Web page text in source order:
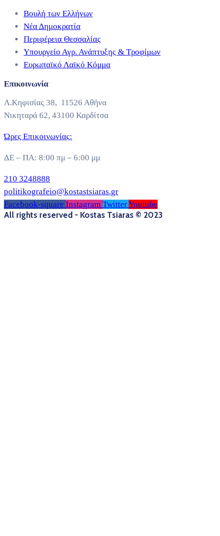
Βουλή των Ελλήνων
Νέα Δημοκρατία
Περιφέρεια Θεσσαλίας
Υπουργείο Αγρ. Ανάπτυξης & Τροφίμων
Ευρωπαϊκό Λαϊκό Κόμμα
Επικοινωνία
Λ.Κηφισίας 38, 11526 Αθήνα
Νικηταρά 62, 43100 Καρδίτσα
Ώρες Επικοινωνίας:
ΔΕ – ΠΑ: 8:00 πμ – 6:00 μμ
210 3248888
politikografeio@kostastsiaras.gr
Facebook-square Instagram TwitterYoutube
All rights reserved - Kostas Tsiaras © 2023